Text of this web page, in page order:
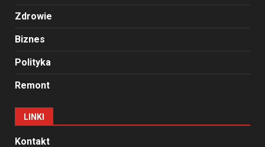
Zdrowie
Biznes
Polityka
Remont
LINKI
Kontakt